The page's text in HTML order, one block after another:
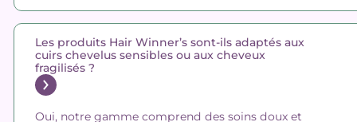
Les produits Hair Winner’s sont-ils adaptés aux
cuirs chevelus sensibles ou aux cheveux
fragilisés ?
Oui, notre gamme comprend des soins doux et